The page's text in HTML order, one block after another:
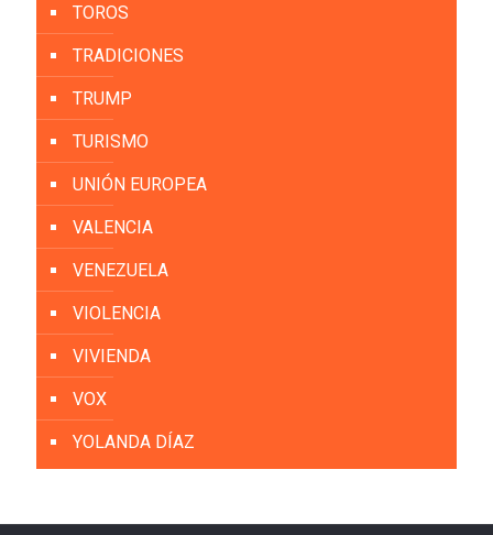
TOROS
TRADICIONES
TRUMP
TURISMO
UNIÓN EUROPEA
VALENCIA
VENEZUELA
VIOLENCIA
VIVIENDA
VOX
YOLANDA DÍAZ